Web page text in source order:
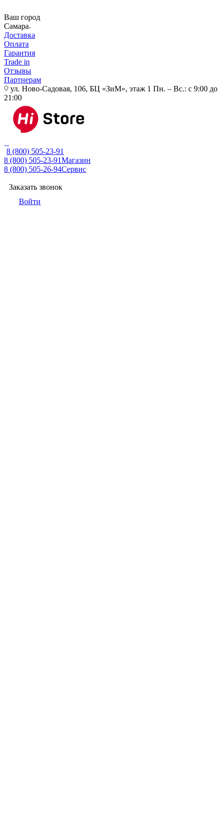
Ваш город
Самара
Доставка
Оплата
Гарантия
Trade in
Отзывы
Партнерам
ул. Ново-Садовая, 106, БЦ «ЗиМ», этаж 1 Пн. – Вс.: с 9:00 до
21:00
8 (800) 505-23-91
8 (800) 505-23-91Магазин
8 (800) 505-26-94Сервис
Заказать звонок
Войти